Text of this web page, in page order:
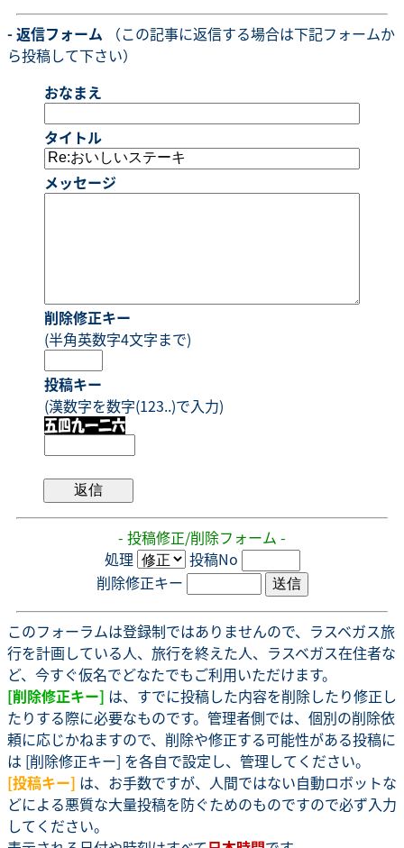
- 返信フォーム （この記事に返信する場合は下記フォームか
ら投稿して下さい）
おなまえ
タイトル
メッセージ
削除修正キー
(半角英数字4文字まで)
投稿キー
(漢数字を数字(123..)で入力)
- 投稿修正/削除フォーム -
処理
投稿No
削除修正キー
このフォーラムは登録制ではありませんので、ラスベガス旅
行を計画している人、旅行を終えた人、ラスベガス在住者な
ど、今すぐ仮名でどなたでもご利用いただけます。
[削除修正キー] は、すでに投稿した内容を削除したり修正し
たりする際に必要なものです。管理者側では、個別の削除依
頼に応じかねますので、削除や修正する可能性がある投稿に
は [削除修正キー] を各自で設定し、管理してください。
[投稿キー] は、お手数ですが、人間ではない自動ロボットな
どによる悪質な大量投稿を防ぐためのものですので必ず入力
してください。